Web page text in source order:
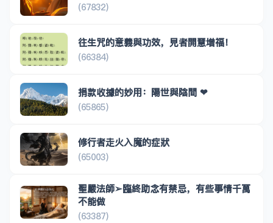
(67832)
往生咒的意義與功效，見者開慧增福！
(66384)
捐款收據的妙用：陽世與陰間 ❤
(65865)
修行者走火入魔的症狀
(65003)
聖嚴法師➢臨終助念有禁忌，有些事情千萬
不能做
(63387)